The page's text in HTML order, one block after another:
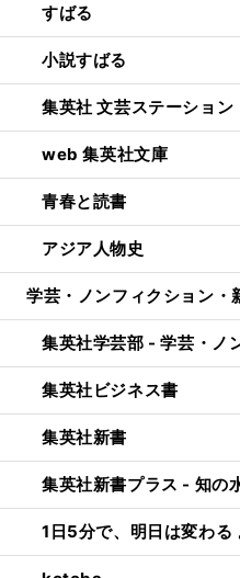
すばる
小説すばる
集英社 文芸ステーション
web 集英社文庫
青春と読書
アジア人物史
学芸・ノンフィクション・
集英社学芸部 - 学芸・ノ
集英社ビジネス書
集英社新書
集英社新書プラス - 知の
1日5分で、明日は変わ